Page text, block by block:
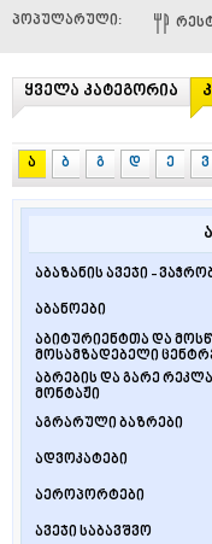
პოპულარული:
ყველა კატეგორია
ა ბ გ დ ე ვ
ა
აბაზანის ავეჯი -
აბანოები
აბიტურიენტთა და
მოსამზადებელი
აბრების და გარე
მონტაჟი
აგრარული ბაზრები
ადვოკატები
აეროპორტები
ავეჯი საბავშვო